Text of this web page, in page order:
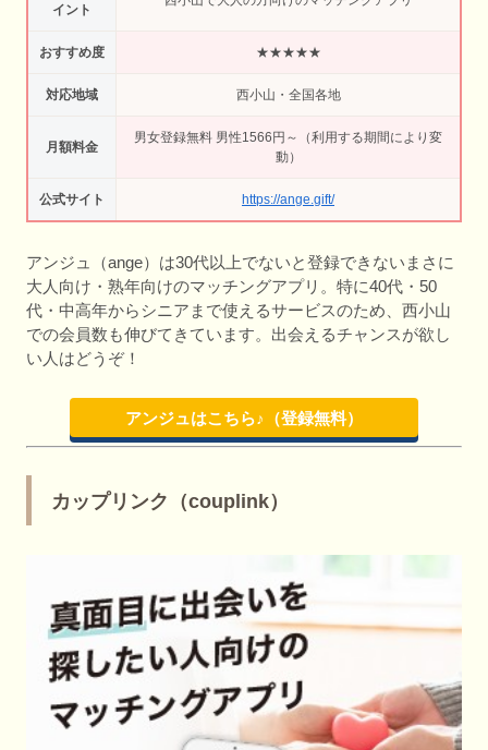
イント
おすすめ度 ★★★★★
対応地域 西小山・全国各地
月額料金
男女登録無料 男性1566円～（利用する期間により変
動）
公式サイト https://ange.gift/
アンジュ（ange）は30代以上でないと登録できないまさに
大人向け・熟年向けのマッチングアプリ。特に40代・50
代・中高年からシニアまで使えるサービスのため、西小山
での会員数も伸びてきています。出会えるチャンスが欲し
い人はどうぞ！
アンジュはこちら♪（登録無料）
カップリンク（couplink）